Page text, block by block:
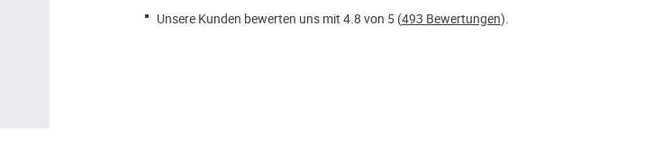
Unsere Kunden bewerten uns mit 4.8 von 5 (493 Bewertungen).